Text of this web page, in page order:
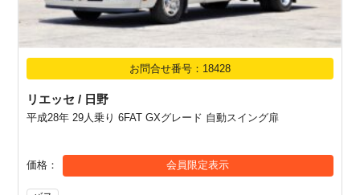
お問合せ番号：18428
リエッセ / 日野
平成28年 29人乗り 6FAT GXグレード 自動スイング扉
価格 会員限定表示